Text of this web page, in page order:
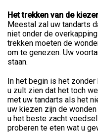
Het trekken van de
Meestal zal uw tandarts
niet onder de
trekken moeten de
om te genezen. Uw
staan.
In het begin is het
u zult zien dat het toch
met uw tandarts als het
uw kiezen zijn de
u het beste zacht
proberen te eten wat u